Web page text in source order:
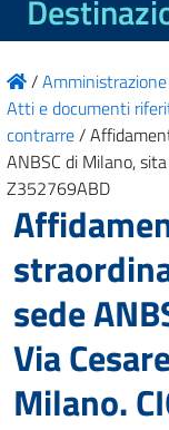
/
Atti e documenti
contrarre/
ANBSC di Milano,
Z352769ABD
sede
Via
Milano.